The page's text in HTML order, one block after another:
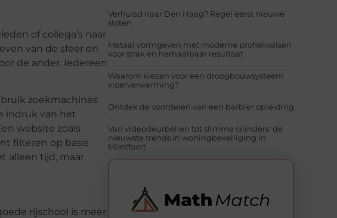
of collega’s naar
van de sfeer en
de ander. Iedereen
zoekmachines
indruk van het
website zoals
filteren op basis
alleen tijd, maar
rijschool is meer
Verhuisd naar Den Haag? Regel eerst nieuwe
sloten
Metaal vormgeven met moderne profielwalsen
voor strak en herhaalbaar resultaat
Waarom kiezen voor een droogbouwsysteem
vloerverwarming?
Ontdek de voordelen van een barbier opleiding
Van videodeurbellen tot slimme cilinders: de
nieuwste trends in woningbeveiliging in
Montfoort